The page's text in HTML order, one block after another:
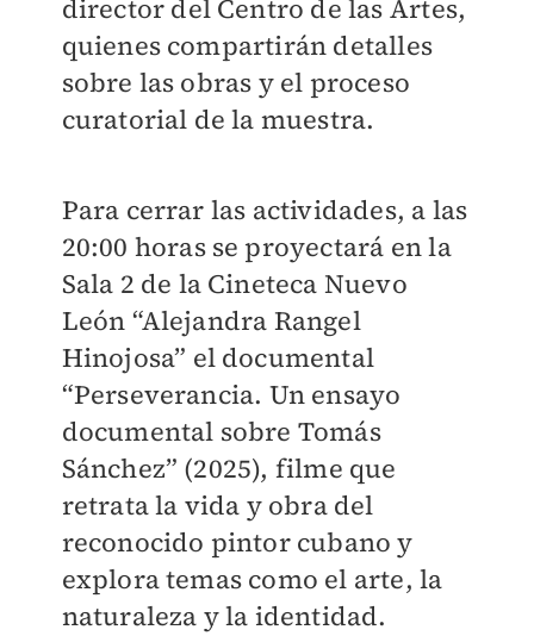
director del Centro de las Artes,
quienes compartirán detalles
sobre las obras y el proceso
curatorial de la muestra.
Para cerrar las actividades, a las
20:00 horas se proyectará en la
Sala 2 de la Cineteca Nuevo
León “Alejandra Rangel
Hinojosa” el documental
“Perseverancia. Un ensayo
documental sobre Tomás
Sánchez” (2025), filme que
retrata la vida y obra del
reconocido pintor cubano y
explora temas como el arte, la
naturaleza y la identidad.